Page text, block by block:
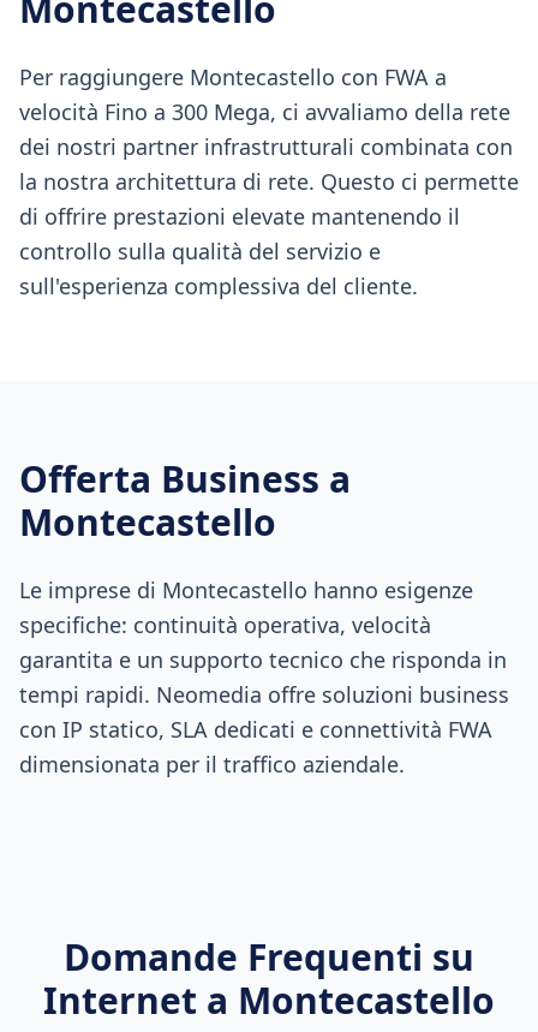
Per raggiungere Montecastello con FWA a
velocità Fino a 300 Mega, ci avvaliamo della rete
dei nostri partner infrastrutturali combinata con
la nostra architettura di rete. Questo ci permette
di offrire prestazioni elevate mantenendo il
controllo sulla qualità del servizio e
sull'esperienza complessiva del cliente.
Offerta Business a
Montecastello
Le imprese di Montecastello hanno esigenze
specifiche: continuità operativa, velocità
garantita e un supporto tecnico che risponda in
tempi rapidi. Neomedia offre soluzioni business
con IP statico, SLA dedicati e connettività FWA
dimensionata per il traffico aziendale.
Domande Frequenti su
Internet a Montecastello